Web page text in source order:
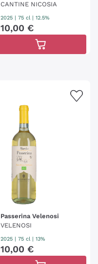
CANTINE NICOSIA
2025 75 cl | 12.5%
10,00 €
Passerina Velenosi
VELENOSI
2025 75 cl | 13%
10,00 €